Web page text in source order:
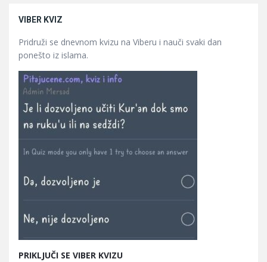
VIBER KVIZ
Pridruži se dnevnom kvizu na Viberu i nauči svaki dan
ponešto iz islama.
PRIKLJUČI SE VIBER KVIZU